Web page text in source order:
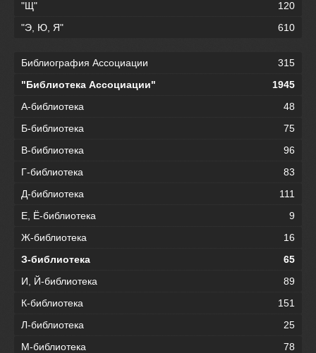
"Щ"
120
"Э, Ю, Я"
610
Библиография Ассоциации
315
"Библиотека Ассоциации"
1945
А-библиотека
48
Б-библиотека
75
В-библиотека
96
Г-библиотека
83
Д-библиотека
111
Е, Ё-библиотека
9
Ж-библиотека
16
З-библиотека
65
И, Й-библиотека
89
К-библиотека
151
Л-библиотека
25
М-библиотека
78